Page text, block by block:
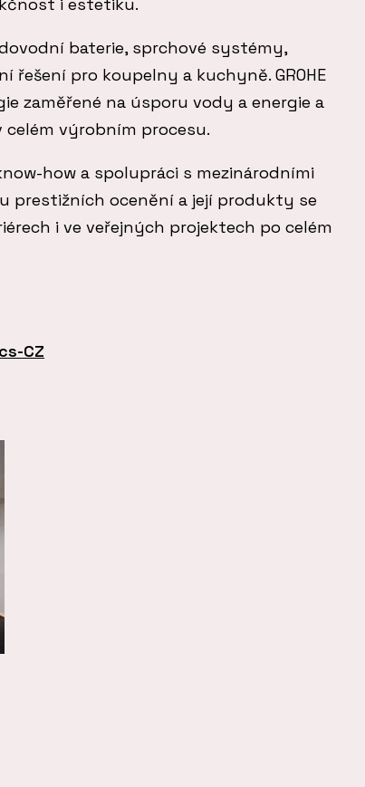
i estetiku.
baterie, sprchové systémy,
řešení pro koupelny a kuchyně. GROHE
zaměřené na úsporu vody a energie a
výrobním procesu.
how a spolupráci s mezinárodními
prestižních ocenění a její produkty se
i ve veřejných projektech po celém
CZ